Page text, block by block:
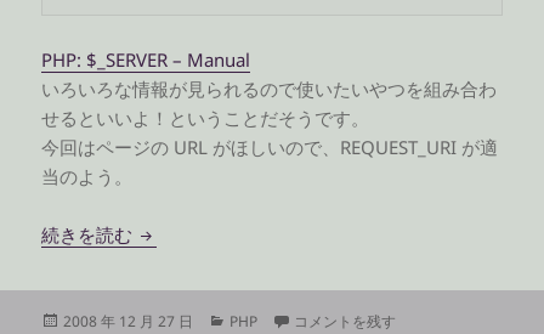
PHP: $_SERVER – Manual
いろいろな情報が見られるので使いたいやつを組み合わ
せるといいよ！ということだそうです。
今回はページの URL がほしいので、REQUEST_URI が適
当のよう。
続きを読む PHP で今開いているページの URL を取得する
投
2008 年 12 月 27 日
カ
PHP PHP で今開いているページの URL を
コメントを残す